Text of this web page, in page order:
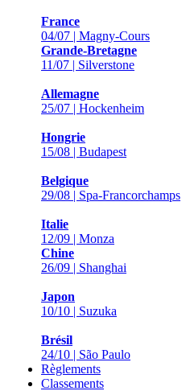
France
04/07 | Magny-Cours
Grande-Bretagne
11/07 | Silverstone
Allemagne
25/07 | Hockenheim
Hongrie
15/08 | Budapest
Belgique
29/08 | Spa-Francorchamps
Italie
12/09 | Monza
Chine
26/09 | Shanghai
Japon
10/10 | Suzuka
Brésil
24/10 | São Paulo
Règlements
Classements